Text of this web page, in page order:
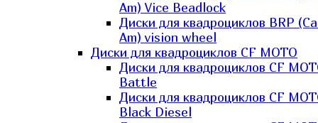
Am) Vice Beadlock
Диски для квадроциклов BRP
Am) vision wheel
Диски для квадроциклов CF MOTO
Диски для квадроциклов CF
Battle
Диски для квадроциклов CF
Black Diesel